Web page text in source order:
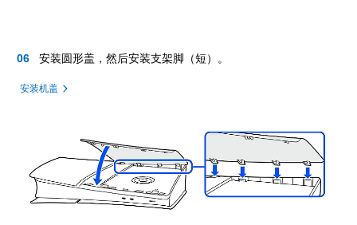
安装圆形盖，然后安装支架脚（短）。
安装机盖